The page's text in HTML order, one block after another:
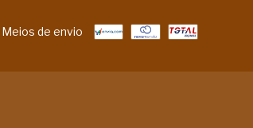
Meios de envio